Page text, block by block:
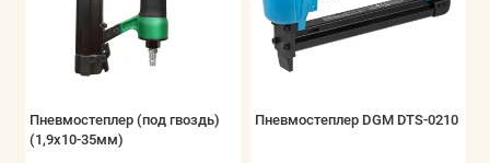
Строительное оборудование
Мойки высокого давления
Хранение инструмента
Пневмостеплер (под гвоздь)
(1,9x10-35мм)
Пневмостеплер DGM DTS-0210